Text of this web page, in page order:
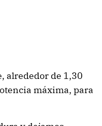
alrededor de 1,30
máxima, para